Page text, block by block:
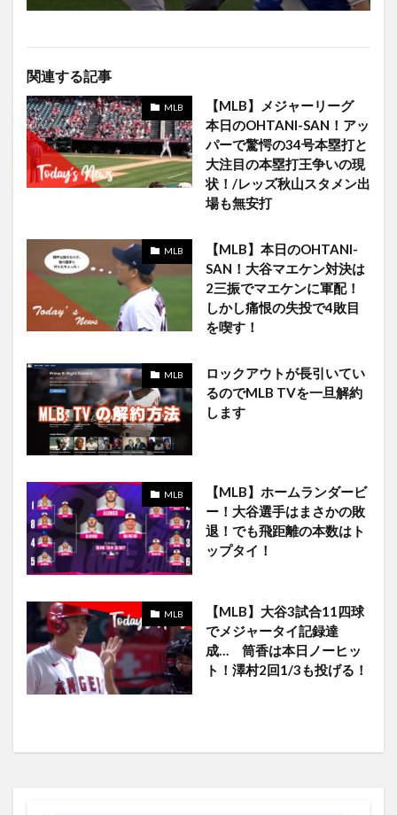
関連する記事
MLB
【MLB】メジャーリーグ
本日のOHTANI-SAN！アッ
パーで驚愕の34号本塁打と
大注目の本塁打王争いの現
状！/レッズ秋山スタメン出
場も無安打
MLB
【MLB】本日のOHTANI-
SAN！大谷マエケン対決は
2三振でマエケンに軍配！
しかし痛恨の失投で4敗目
を喫す！
MLB
ロックアウトが長引いてい
るのでMLB TVを一旦解約
します
MLB
【MLB】ホームランダービ
ー！大谷選手はまさかの敗
退！でも飛距離の本数はト
ップタイ！
MLB
【MLB】大谷3試合11四球
でメジャータイ記録達
成… 筒香は本日ノーヒッ
ト！澤村2回1/3も投げる！